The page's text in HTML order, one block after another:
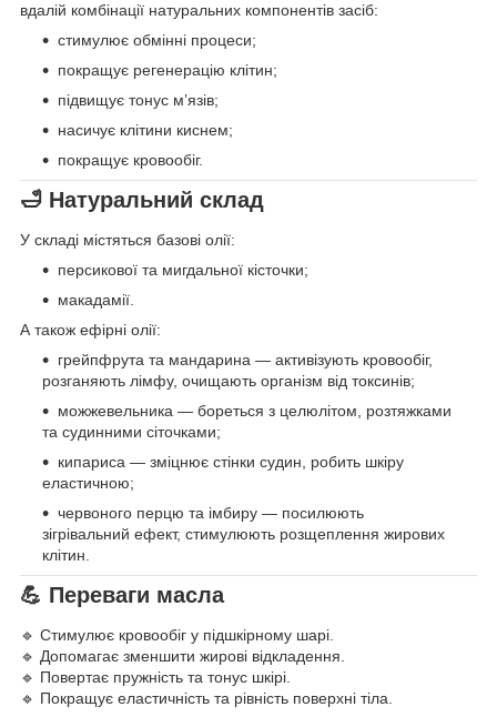
вдалій комбінації натуральних компонентів засіб:
стимулює обмінні процеси;
покращує регенерацію клітин;
підвищує тонус м’язів;
насичує клітини киснем;
покращує кровообіг.
🛁 Натуральний склад
У складі містяться базові олії:
персикової та мигдальної кісточки;
макадамії.
А також ефірні олії:
грейпфрута та мандарина — активізують кровообіг,
розганяють лімфу, очищають організм від токсинів;
можжевельника — бореться з целюлітом, розтяжками
та судинними сіточками;
кипариса — зміцнює стінки судин, робить шкіру
еластичною;
червоного перцю та імбиру — посилюють
зігрівальний ефект, стимулюють розщеплення жирових
клітин.
💪 Переваги масла
🔹 Стимулює кровообіг у підшкірному шарі.
🔹 Допомагає зменшити жирові відкладення.
🔹 Повертає пружність та тонус шкірі.
🔹 Покращує еластичність та рівність поверхні тіла.